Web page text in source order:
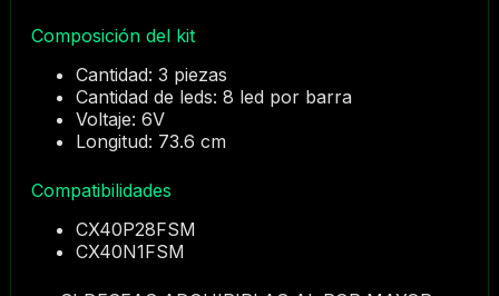
Composición del kit
Cantidad: 3 piezas
Cantidad de leds: 8 led por barra
Voltaje: 6V
Longitud: 73.6 cm
Compatibilidades
CX40P28FSM
CX40N1FSM